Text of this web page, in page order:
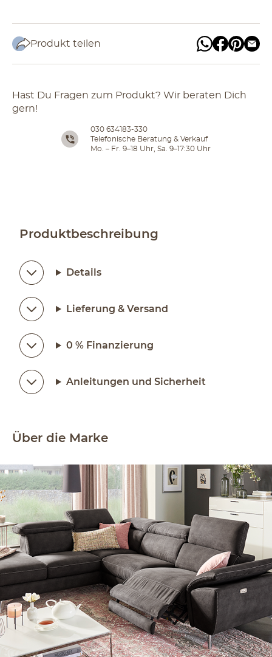
Produkt teilen
Hast Du Fragen zum Produkt? Wir beraten Dich
gern!
030 634183-330
Telefonische Beratung & Verkauf
Mo. – Fr. 9–18 Uhr, Sa. 9–17:30 Uhr
Produktbeschreibung
Details
Lieferung & Versand
0 % Finanzierung
Anleitungen und Sicherheit
Über die Marke